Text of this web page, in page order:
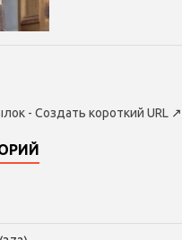
- Создать короткий URL ↗